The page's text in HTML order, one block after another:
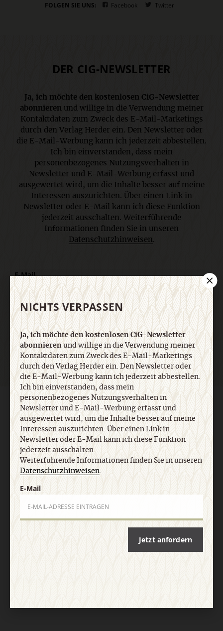
FOLGEN SIE UNS: Facebook Twitter
DER CIG-NEWSLETTER
Ja, ich möchte den kostenlosen CiG-Newsletter
abonnieren und willige in die Verwendung meiner
Kontaktdaten zum Zweck des E-Mail-Marketings
durch den Verlag Herder ein. Den Newsletter oder
die E-Mail-Werbung kann ich jederzeit abbestellen.
Ich bin einverstanden, dass mein
personenbezogenes Nutzungsverhalten in
Newsletter und E-Mail-Werbung erfasst und
ausgewertet wird, um die Inhalte besser auf meine
Interessen auszurichten. Über einen Link in
Newsletter oder E-Mail kann ich diese Funktion
jederzeit ausschalten. Weiterführende
Informationen finden Sie in unseren
Datenschutzhinweisen .
E-Mail
Jetzt anmelden
AGB und Widerrufsbelehrung Datenschutz
Barrierefreiheit
Impressum
Vertrag widerrufen
NICHTS VERPASSEN
Ja, ich möchte den kostenlosen CiG-Newsletter
abonnierenund willige in die Verwendung meiner
Kontaktdaten zum Zweck des E-Mail-Marketings
durch den Verlag Herder ein. Den Newsletter oder
die E-Mail-Werbung kann ich jederzeit abbestellen.
Ich bin einverstanden, dass mein
personenbezogenes Nutzungsverhalten in
Newsletter und E-Mail-Werbung erfasst und
ausgewertet wird, um die Inhalte besser auf meine
Interessen auszurichten. Über einen Link in
Newsletter oder E-Mail kann ich diese Funktion
jederzeit ausschalten.
Weiterführende Informationen finden Sie in unseren
Datenschutzhinweisen.
E-Mail
Jetzt anfordern